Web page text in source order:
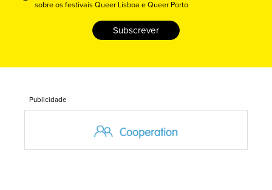
sobre os festivais Queer Lisboa e Queer Porto
Subscrever
Publicidade